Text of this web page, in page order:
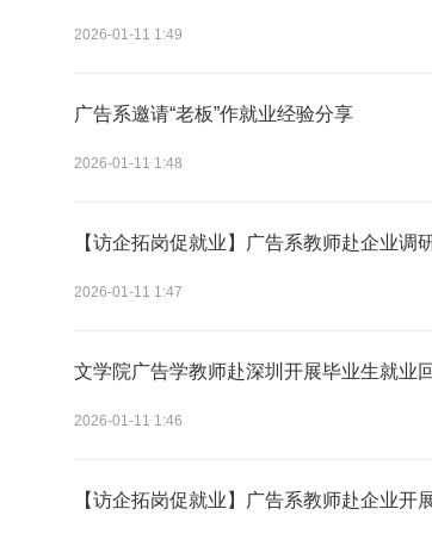
2026-01-11 1:49
广告系邀请“老板”作就业经验分享
2026-01-11 1:48
【访企拓岗促就业】广告系教师赴企业调
2026-01-11 1:47
文学院广告学教师赴深圳开展毕业生就业
2026-01-11 1:46
【访企拓岗促就业】广告系教师赴企业开